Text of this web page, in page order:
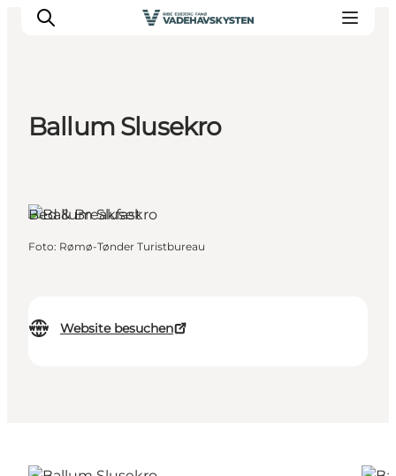
Fanø
Mandø
Wattenmeer
Ballum Slusekro
Website besuchen
Bed & Breakfast
Foto: Rømø-Tønder Turistbureau